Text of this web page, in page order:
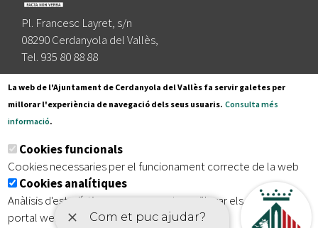
Pl. Francesc Layret, s/n
08290 Cerdanyola del Vallès,
Tel. 935 80 88 88
Segueix-nos a:
Subscriu-te al nostre butlletí
Inici | Avís legal | Protecció de dades Mapa del lloc
| Accessibilitat
La web de l'Ajuntament de Cerdanyola del Vallès fa servir galetes per
millorar l'experiència de navegació dels seus usuaris. Consulta més
informació.
Cookies funcionals
Cookies necessaries per el funcionament correcte de la web
Cookies analítiques
Anàlisis d'estadístiques que permeten millorar els serveis del
portal web